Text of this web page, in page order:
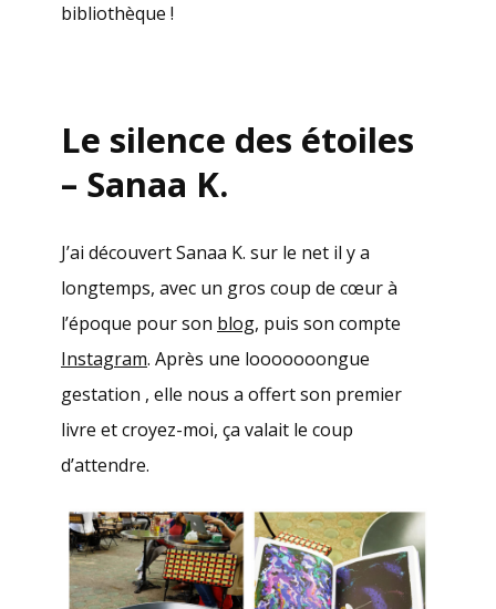
bibliothèque !
Le silence des étoiles
– Sanaa K.
J’ai découvert Sanaa K. sur le net il y a
longtemps, avec un gros coup de cœur à
l’époque pour son blog, puis son compte
Instagram. Après une looooooongue
gestation , elle nous a offert son premier
livre et croyez-moi, ça valait le coup
d’attendre.